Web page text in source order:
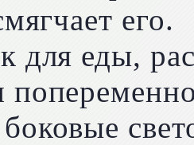
его.
для еды,